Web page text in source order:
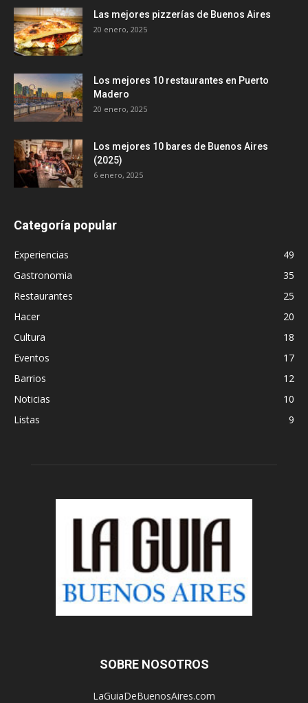
Las mejores pizzerías de Buenos Aires
20 enero, 2025
Los mejores 10 restaurantes en Puerto
Madero
20 enero, 2025
Los mejores 10 bares de Buenos Aires
(2025)
6 enero, 2025
Categoría popular
Experiencias
49
Gastronomia
35
Restaurantes
25
Hacer
20
Cultura
18
Eventos
17
Barrios
12
Noticias
10
Listas
9
SOBRE NOSOTROS
LaGuiaDeBuenosAires.com